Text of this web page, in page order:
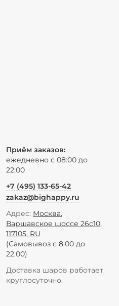
Приём заказов:
ежедневно с 08:00 до
22:00
+7 (495) 133-65-42
zakaz@bighappy.ru
Адрес: Москва,
Варшавское шоссе 26с10,
117105, RU
(Самовывоз с 8.00 до
22.00)
Доставка шаров работает
круглосуточно.